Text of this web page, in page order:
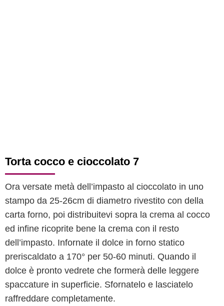
Torta cocco e cioccolato 7
Ora versate metà dell’impasto al cioccolato in uno
stampo da 25-26cm di diametro rivestito con della
carta forno, poi distribuitevi sopra la crema al cocco
ed infine ricoprite bene la crema con il resto
dell’impasto. Infornate il dolce in forno statico
preriscaldato a 170° per 50-60 minuti. Quando il
dolce è pronto vedrete che formerà delle leggere
spaccature in superficie. Sfornatelo e lasciatelo
raffreddare completamente.